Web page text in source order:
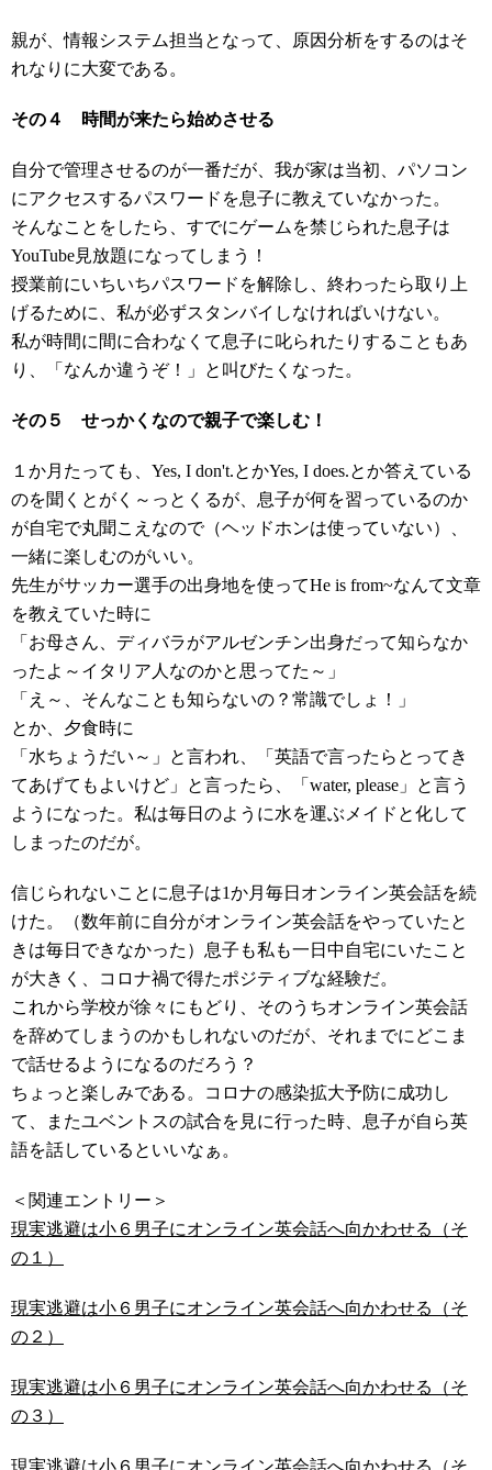
親が、情報システム担当となって、原因分析をするのはそ
れなりに大変である。
その４ 時間が来たら始めさせる
自分で管理させるのが一番だが、我が家は当初、パソコン
にアクセスするパスワードを息子に教えていなかった。
そんなことをしたら、すでにゲームを禁じられた息子は
YouTube見放題になってしまう！
授業前にいちいちパスワードを解除し、終わったら取り上
げるために、私が必ずスタンバイしなければいけない。
私が時間に間に合わなくて息子に叱られたりすることもあ
り、「なんか違うぞ！」と叫びたくなった。
その５ せっかくなので親子で楽しむ！
１か月たっても、Yes, I don't.とかYes, I does.とか答えている
のを聞くとがく～っとくるが、息子が何を習っているのか
が自宅で丸聞こえなので（ヘッドホンは使っていない）、
一緒に楽しむのがいい。
先生がサッカー選手の出身地を使ってHe is from~なんて文章
を教えていた時に
「お母さん、ディバラがアルゼンチン出身だって知らなか
ったよ～イタリア人なのかと思ってた～」
「え～、そんなことも知らないの？常識でしょ！」
とか、夕食時に
「水ちょうだい～」と言われ、「英語で言ったらとってき
てあげてもよいけど」と言ったら、「water, please」と言う
ようになった。私は毎日のように水を運ぶメイドと化して
しまったのだが。
信じられないことに息子は1か月毎日オンライン英会話を続
けた。（数年前に自分がオンライン英会話をやっていたと
きは毎日できなかった）息子も私も一日中自宅にいたこと
が大きく、コロナ禍で得たポジティブな経験だ。
これから学校が徐々にもどり、そのうちオンライン英会話
を辞めてしまうのかもしれないのだが、それまでにどこま
で話せるようになるのだろう？
ちょっと楽しみである。コロナの感染拡大予防に成功し
て、またユベントスの試合を見に行った時、息子が自ら英
語を話しているといいなぁ。
＜関連エントリー＞
現実逃避は小６男子にオンライン英会話へ向かわせる（そ
の１）
現実逃避は小６男子にオンライン英会話へ向かわせる（そ
の２）
現実逃避は小６男子にオンライン英会話へ向かわせる（そ
の３）
現実逃避は小６男子にオンライン英会話へ向かわせる（そ